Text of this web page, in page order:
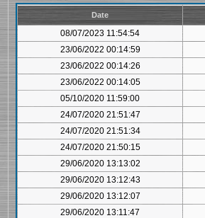
Date
08/07/2023 11:54:54
23/06/2022 00:14:59
23/06/2022 00:14:26
23/06/2022 00:14:05
05/10/2020 11:59:00
24/07/2020 21:51:47
24/07/2020 21:51:34
24/07/2020 21:50:15
29/06/2020 13:13:02
29/06/2020 13:12:43
29/06/2020 13:12:07
29/06/2020 13:11:47